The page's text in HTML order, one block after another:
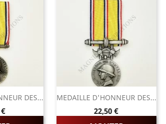
DES... MEDAILLE D'HONNEUR DES...
Prix
22,50 €